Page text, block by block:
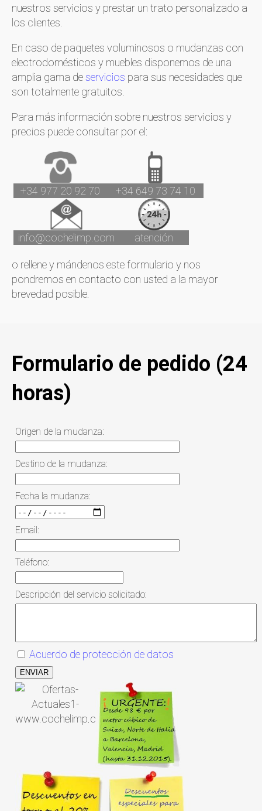
nuestros servicios y prestar un trato personalizado a
los clientes.
En caso de paquetes voluminosos o mudanzas con
electrodomésticos y muebles disponemos de una
amplia gama deservicios para sus necesidades que
son totalmente gratuitos.
Para más información sobre nuestros servicios y
precios puede consultar por el:
+34 977 20 92 70 +34 649 73 74 10
info@cochelimp.com atención
o rellene y mándenos este formulario y nos
pondremos en contacto con usted a la mayor
brevedad posible.
Formulario de pedido (24
horas)
Origen de la mudanza:
Destino de la mudanza:
Fecha la mudanza:
Email:
Teléfono:
Descripción del servicio solicitado:
Acuerdo de protección de datos
ENVIAR